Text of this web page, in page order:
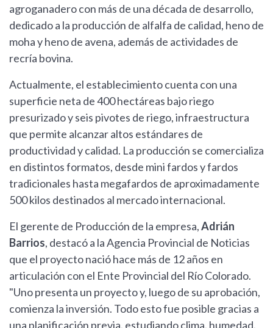
agroganadero con más de una década de desarrollo,
dedicado a la producción de alfalfa de calidad, heno de
moha y heno de avena, además de actividades de
recría bovina.
Actualmente, el establecimiento cuenta con una
superficie neta de 400 hectáreas bajo riego
presurizado y seis pivotes de riego, infraestructura
que permite alcanzar altos estándares de
productividad y calidad. La producción se comercializa
en distintos formatos, desde mini fardos y fardos
tradicionales hasta megafardos de aproximadamente
500 kilos destinados al mercado internacional.
El gerente de Producción de la empresa,Adrián
Barrios, destacó a la Agencia Provincial de Noticias
que el proyecto nació hace más de 12 años en
articulación con el Ente Provincial del Río Colorado.
"Uno presenta un proyecto y, luego de su aprobación,
comienza la inversión. Todo esto fue posible gracias a
una planificación previa, estudiando clima, humedad,